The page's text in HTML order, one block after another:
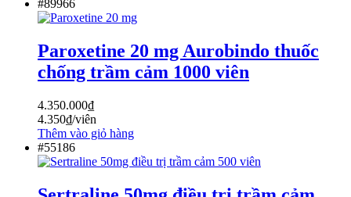
#89966
Paroxetine 20 mg Aurobindo thuốc
chống trầm cảm 1000 viên
4.350.000₫
4.350₫/viên
Thêm vào giỏ hàng
#55186